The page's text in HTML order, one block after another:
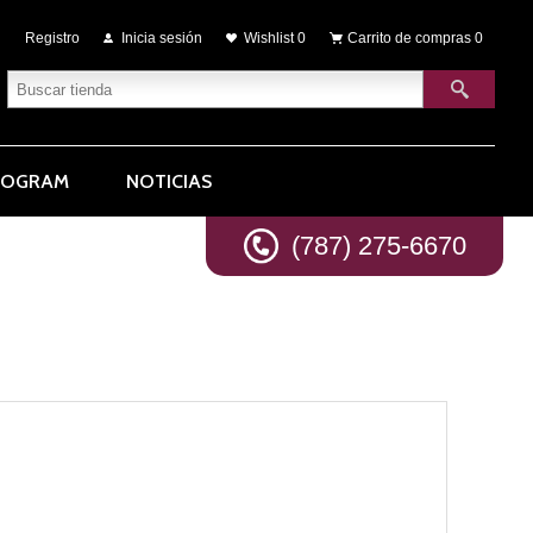
Registro Inicia sesión Wishlist 0 Carrito de compras 0
(787) 275-6670
NOTICIAS